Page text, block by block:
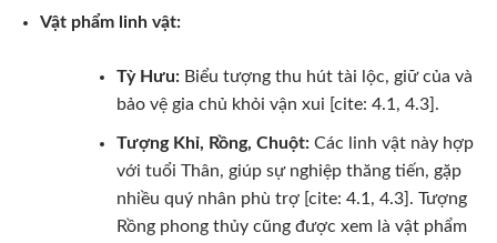
Vật phẩm linh vật:
Tỳ Hưu:Biểu tượng thu hút tài lộc, giữ của và
bảo vệ gia chủ khỏi vận xui [cite: 4.1, 4.3].
Tượng Khỉ, Rồng, Chuột:Các linh vật này hợp
với tuổi Thân, giúp sự nghiệp thăng tiến, gặp
nhiều quý nhân phù trợ [cite: 4.1, 4.3]. Tượng
Rồng phong thủy cũng được xem là vật phẩm